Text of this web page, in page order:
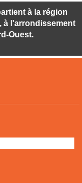
à la région
, à l'arrondissement
Ouest.